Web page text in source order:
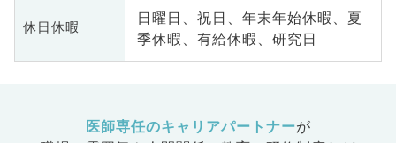
休日休暇
日曜日、祝日、年末年始休暇、夏
季休暇、有給休暇、研究日
医師専任のキャリアパートナーが